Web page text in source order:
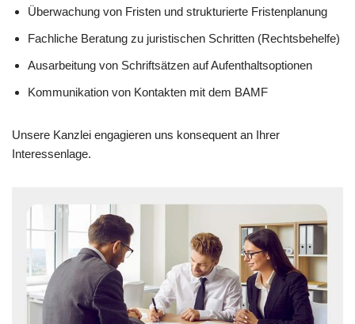
Überwachung von Fristen und strukturierte Fristenplanung
Fachliche Beratung zu juristischen Schritten (Rechtsbehelfe)
Ausarbeitung von Schriftsätzen auf Aufenthaltsoptionen
Kommunikation von Kontakten mit dem BAMF
Unsere Kanzlei engagieren uns konsequent an Ihrer
Interessenlage.